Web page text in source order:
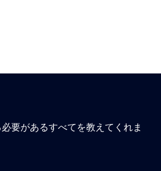
要があるすべてを教えてくれま